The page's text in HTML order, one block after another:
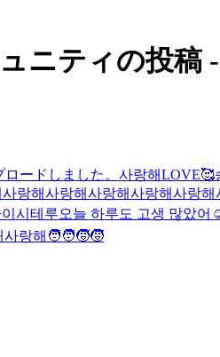
ニティの投稿
ードしました。 사랑해LOVE🥰
사랑해사랑해사랑해사랑해사랑해
시테루오늘 하루도 고생 많았어
사랑해 🧑‍🧑‍🧒‍🧒